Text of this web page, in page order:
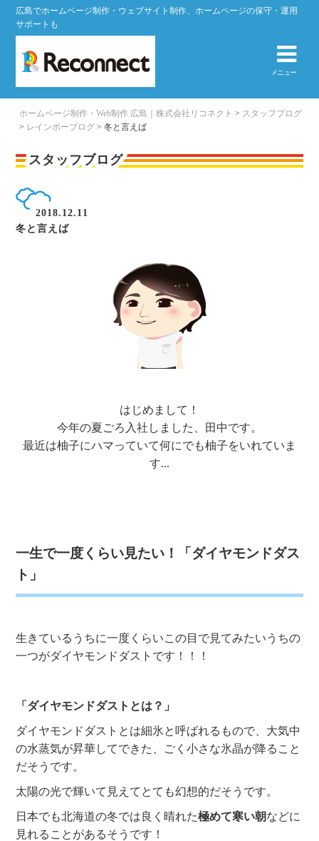
広島でホームページ制作・ウェブサイト制作、ホームページの保守・運用
サポートも
メニュー
ホームページ制作・Web制作 広島｜株式会社リコネクト > スタッフブログ
> レインボーブログ >冬と言えば
スタッフブログ
2018.12.11
冬と言えば
はじめまして！
今年の夏ごろ入社しました、田中です。
最近は柚子にハマっていて何にでも柚子をいれていま
す...
一生で一度くらい見たい！「ダイヤモンドダス
ト」
生きているうちに一度くらいこの目で見てみたいうちの
一つがダイヤモンドダストです！！！
「ダイヤモンドダストとは？」
ダイヤモンドダストとは細氷と呼ばれるもので、大気中
の水蒸気が昇華してできた、ごく小さな氷晶が降ること
だそうです。
太陽の光で輝いて見えてとても幻想的だそうです。
日本でも北海道の冬では良く晴れた極めて寒い朝などに
見れることがあるそうです！